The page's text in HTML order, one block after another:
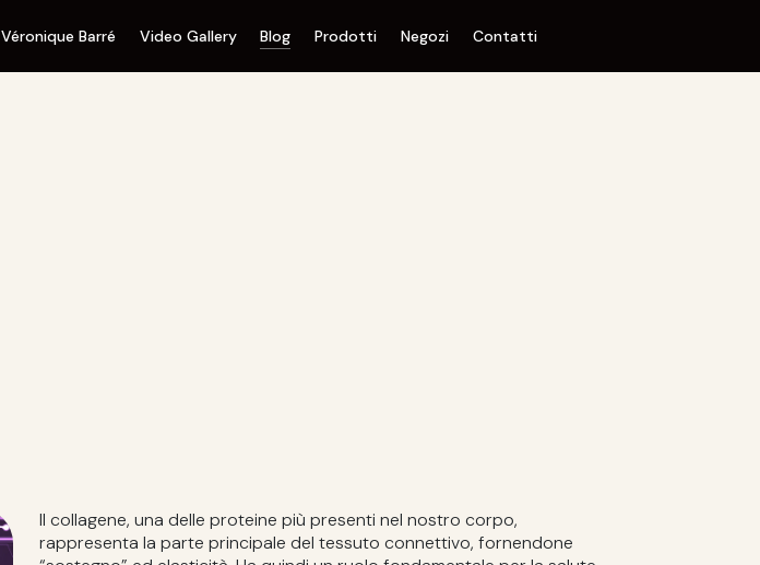
Véronique Barré Video Gallery Blog Prodotti Negozi Contatti
Il collagene, una delle proteine più presenti nel nostro corpo,
rappresenta la parte principale del tessuto connettivo, fornendone